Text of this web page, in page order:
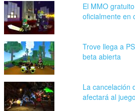
El MMO
oficialmente en
Trove llega a
beta abierta
La cancelación
afectará al juego